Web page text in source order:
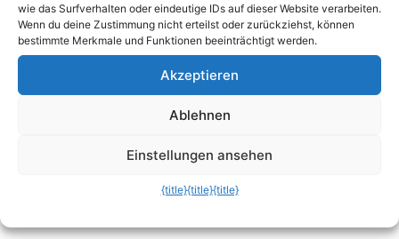
ist dann eine Wohnung optimal mit Musik aus
einer Quelle versorgt.
Passend zum Thema »
App steuern…
Linux Pro-Tipp: Die magische
wie das Surfverhalten oder eindeutige IDs auf dieser Website verarbeiten.
Wenn du deine Zustimmung nicht erteilst oder zurückziehst, können
bestimmte Merkmale und Funktionen beeinträchtigt werden.
Akzeptieren
Ablehnen
Einstellungen ansehen
{title}{title}{title}